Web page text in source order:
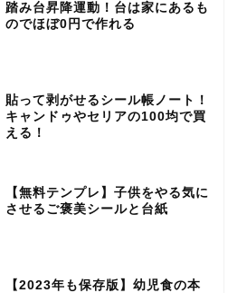
踏み台昇降運動！台は家にあるも
のでほぼ0円で作れる
貼って剥がせるシール帳ノート！
キャンドゥやセリアの100均で買
える！
【無料テンプレ】子供をやる気に
させるご褒美シールと台紙
【2023年も保存版】幼児食の本